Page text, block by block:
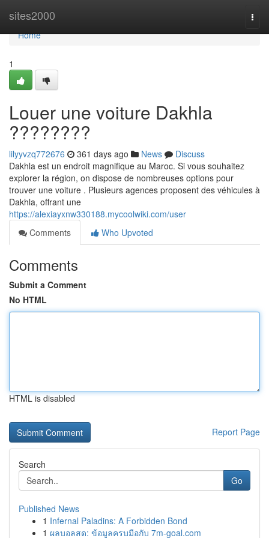
sites2000
Home
Home
1
Louer une voiture Dakhla
????????
lilyyvzq772676 361 days ago News
Discuss
Dakhla est un endroit magnifique au Maroc. Si vous souhaitez
explorer la région, on dispose de nombreuses options pour
trouver une voiture . Plusieurs agences proposent des véhicules à
Dakhla, offrant une
https://alexiayxnw330188.mycoolwiki.com/user
Comments
Who Upvoted
Comments
Submit a Comment
No HTML
HTML is disabled
Report Page
Search
Go
Published News
1 Infernal Paladins: A Forbidden Bond
1 ผลบอลสด: ข้อมูลครบมือกับ 7m-goal.com